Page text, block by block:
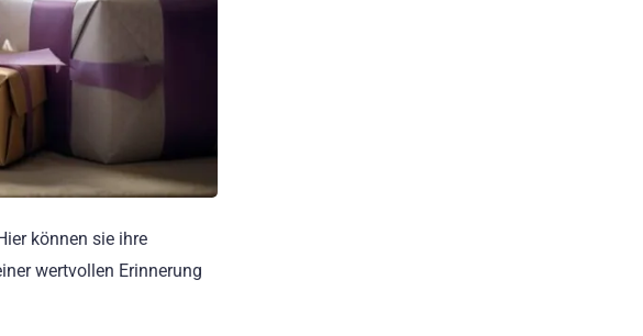
können sie ihre
wertvollen Erinnerung